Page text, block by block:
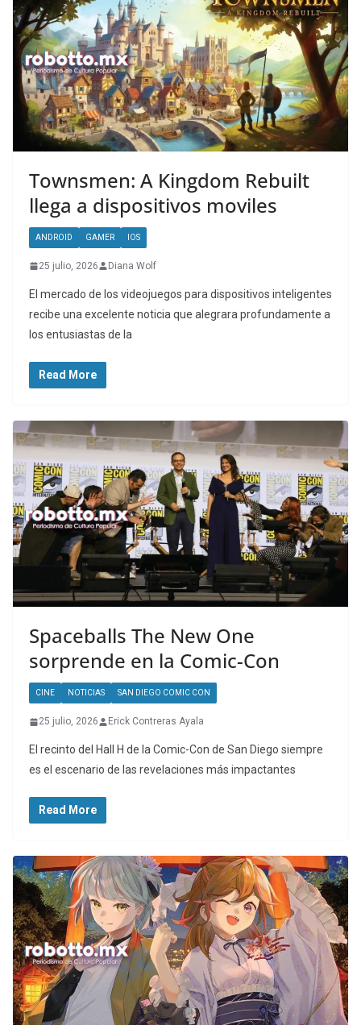
Townsmen: A Kingdom Rebuilt
llega a dispositivos moviles
ANDROID GAMER IOS
25 julio, 2026 Diana Wolf
El mercado de los videojuegos para dispositivos inteligentes
recibe una excelente noticia que alegrara profundamente a
los entusiastas de la
Read More
Spaceballs The New One
sorprende en la Comic-Con
CINE NOTICIAS SAN DIEGO COMIC CON
25 julio, 2026 Erick Contreras Ayala
El recinto del Hall H de la Comic-Con de San Diego siempre
es el escenario de las revelaciones más impactantes
Read More